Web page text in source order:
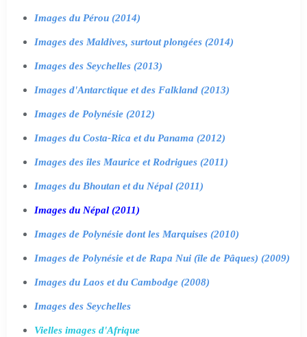
Images du Pérou (2014)
Images des Maldives, surtout plongées (2014)
Images des Seychelles (2013)
Images d'Antarctique et des Falkland (2013)
Images de Polynésie (2012)
Images du Costa-Rica et du Panama (2012)
Images des îles Maurice et Rodrigues (2011)
Images du Bhoutan et du Népal (2011)
Images du Népal (2011)
Images de Polynésie dont les Marquises (2010)
Images de Polynésie et de Rapa Nui (île de Pâques) (2009)
Images du Laos et du Cambodge (2008)
Images des Seychelles
Vielles images d'Afrique